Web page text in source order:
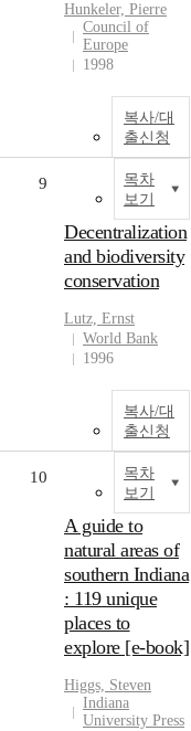
Hunkeler, Pierre
Council of
Europe
1998
복사/대
출신청
목차
보기
9
Decentralization
and biodiversity
conservation
Lutz, Ernst
World Bank
1996
복사/대
출신청
목차
보기
10
A guide to
natural areas of
southern Indiana
: 119 unique
places to
explore [e-book]
Higgs, Steven
Indiana
University Press